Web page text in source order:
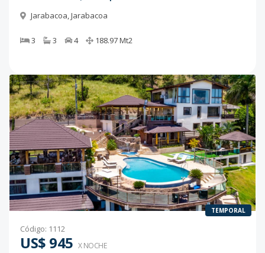
Jarabacoa,Jarabacoa
3 3 4 188.97Mt2
TEMPORAL
Código: 1112
US$ 945 X NOCHE